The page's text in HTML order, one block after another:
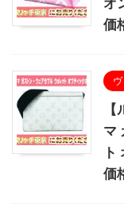
オ
価
マ
価